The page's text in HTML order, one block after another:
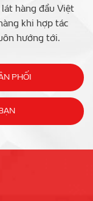
hàng đầu Việt
khi hợp tác
hướng tới.
PHỐI